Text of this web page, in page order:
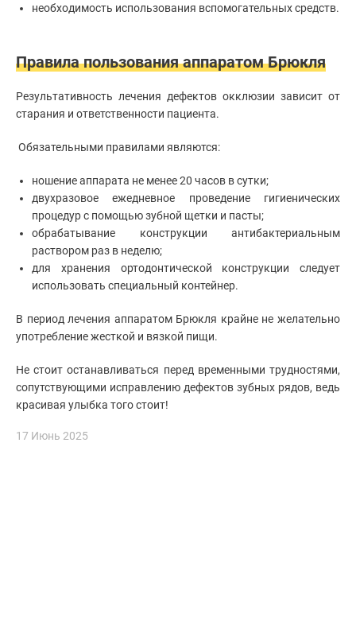
необходимость использования вспомогательных средств.
Правила пользования аппаратом Брюкля
Результативность лечения дефектов окклюзии зависит от
старания и ответственности пациента.
Обязательными правилами являются:
ношение аппарата не менее 20 часов в сутки;
двухразовое ежедневное проведение гигиенических
процедур с помощью зубной щетки и пасты;
обрабатывание конструкции антибактериальным
раствором раз в неделю;
для хранения ортодонтической конструкции следует
использовать специальный контейнер.
В период лечения аппаратом Брюкля крайне не желательно
употребление жесткой и вязкой пищи.
Не стоит останавливаться перед временными трудностями,
сопутствующими исправлению дефектов зубных рядов, ведь
красивая улыбка того стоит!
17 Июнь 2025